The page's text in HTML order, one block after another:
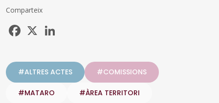
Comparteix
Facebook
#ALTRES ACTES #COMISSIONS
#MATARO #ÀREA TERRITORI